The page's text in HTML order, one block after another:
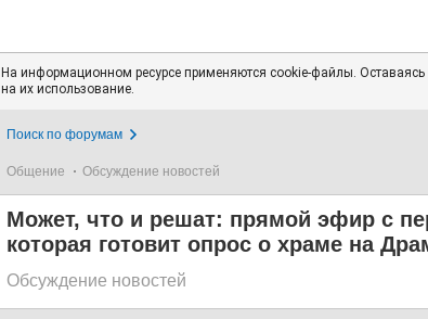
На информационном ресурсе применяются cookie-файлы. Оставаясь
на их использование.
Поиск по форумам
Общение Обсуждение новостей
Может, что и решат: прямой эфир с
которая готовит опрос о храме на
Обсуждение новостей